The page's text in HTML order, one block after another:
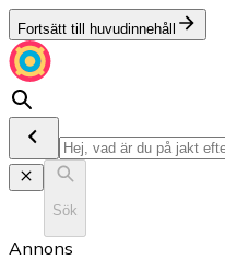
Fortsätt till huvudinnehåll
Sök
Annons